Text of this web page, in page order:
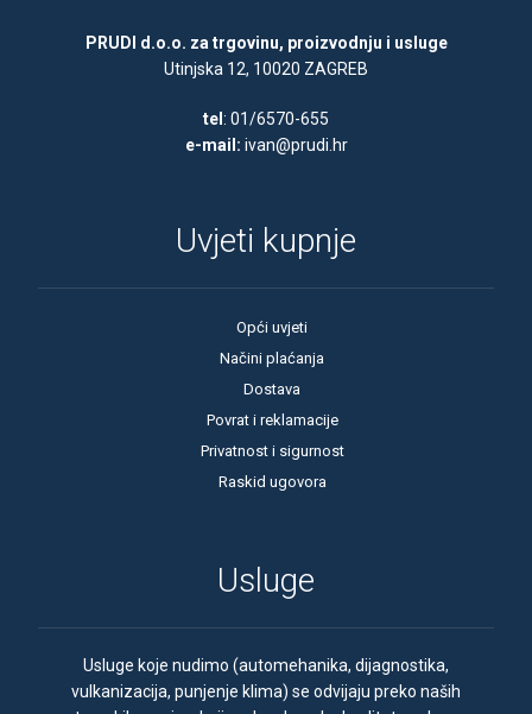
PRUDI d.o.o. za trgovinu, proizvodnju i usluge
Utinjska 12, 10020 ZAGREB
tel : 01/6570-655
e-mail: ivan@prudi.hr
Uvjeti kupnje
Opći uvjeti
Načini plaćanja
Dostava
Povrat i reklamacije
Privatnost i sigurnost
Raskid ugovora
Usluge
Usluge koje nudimo (automehanika, dijagnostika,
vulkanizacija, punjenje klima) se odvijaju preko naših